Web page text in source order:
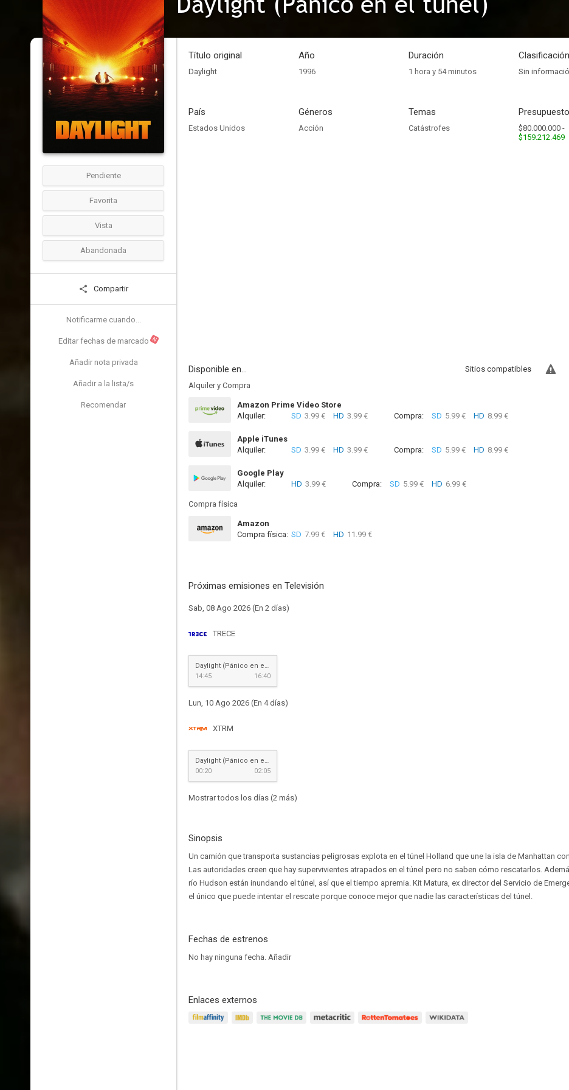
Pendiente
Favorita
Vista
Abandonada
Compartir
Notificarme cuando...
Editar fechas de marcado N
Añadir nota privada
Añadir a la lista/s
Recomendar
Título original
Daylight
Año
1996
Duración
1 hora y 54 minutos Sin
País
Estados Unidos
Géneros
Acción
Temas
Catástrofes
$80.000.000 -
$159.212.469
Disponible en...
Sitios compatibles
Alquiler y Compra
Amazon Prime Video Store
Alquiler:
SD 3.99 € HD 3.99 € Compra: SD 5.99 € HD 8.99 €
Apple iTunes
Alquiler:
SD 3.99 € HD 3.99 € Compra: SD 5.99 € HD 8.99 €
Google Play
Alquiler:
HD 3.99 € Compra: SD 5.99 € HD 6.99 €
Compra física
Amazon
Compra física: SD 7.99 € HD 11.99 €
Próximas emisiones en Televisión
Sab, 08 Ago 2026 (En 2 días)
TRECE
Daylight (Pánico en el túnel)
14:45
16:40
Lun, 10 Ago 2026 (En 4 días)
XTRM
Daylight (Pánico en el túnel)
00:20
02:05
Mostrar todos los días (2 más)
Sinopsis
Un camión que transporta sustancias peligrosas explota en el túnel Holland que une la isla de Manhattan
Las autoridades creen que hay supervivientes atrapados en el túnel pero no saben cómo rescatarlos.
río Hudson están inundando el túnel, así que el tiempo apremia. Kit Matura, ex director del Servicio de
el único que puede intentar el rescate porque conoce mejor que nadie las características del túnel.
Fechas de estrenos
No hay ninguna fecha. Añadir
Enlaces externos